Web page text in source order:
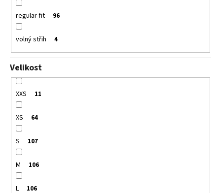
regular fit 96
volný střih 4
Velikost
XXS 11
XS 64
S 107
M 106
L 106